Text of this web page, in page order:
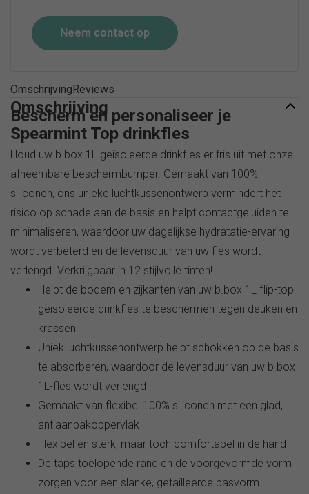
Neem contact op
OmschrijvingReviews
Omschrijving
Bescherm en personaliseer je
Spearmint Top drinkfles
Houd uw b.box 1L geïsoleerde drinkfles er fris uit met onze
afneembare beschermbumper. Gemaakt van 100%
siliconen, ons unieke luchtkussenontwerp vermindert het
risico op schade aan de basis en helpt contactgeluiden te
minimaliseren, waardoor uw dagelijkse hydratatie-ervaring
wordt verbeterd en de levensduur van uw fles wordt
verlengd. Verkrijgbaar in 12 stijlvolle tinten!
Helpt de bodem en zijkanten van uw b.box 1L flip-top
geïsoleerde drinkfles te beschermen tegen deuken en
krassen
Uniek luchtkussenontwerp helpt schokken op de basis
te absorberen, waardoor de levensduur van uw b.box
1L-fles wordt verlengd
Gemaakt van flexibel 100% siliconen met een glad,
antiaanbakoppervlak
Flexibel en sterk, maar toch comfortabel in de hand
De taps toelopende rand en de voorgevormde vorm
zorgen voor een slanke, getailleerde pasvorm